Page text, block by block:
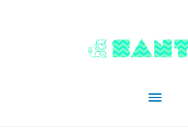
Menu